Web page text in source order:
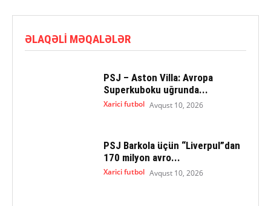
ƏLAQƏLI MƏQALƏLƏR
PSJ – Aston Villa: Avropa
Superkuboku uğrunda...
Xarici futbol Avqust 10, 2026
PSJ Barkola üçün “Liverpul”dan
170 milyon avro...
Xarici futbol Avqust 10, 2026